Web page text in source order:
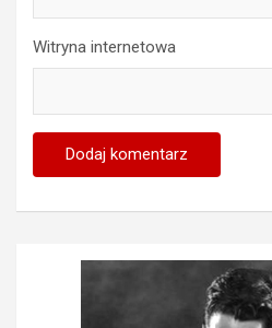
Witryna internetowa